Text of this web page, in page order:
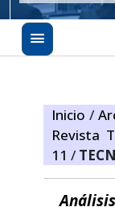
Inicio /
Revista
11 /